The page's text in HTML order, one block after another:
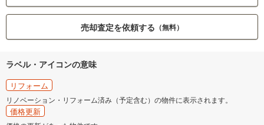
売却査定を依頼する （無料）
ラベル・アイコンの意味
リフォーム
リノベーション・リフォーム済み（予定含む）の物件に表示されます。
価格更新